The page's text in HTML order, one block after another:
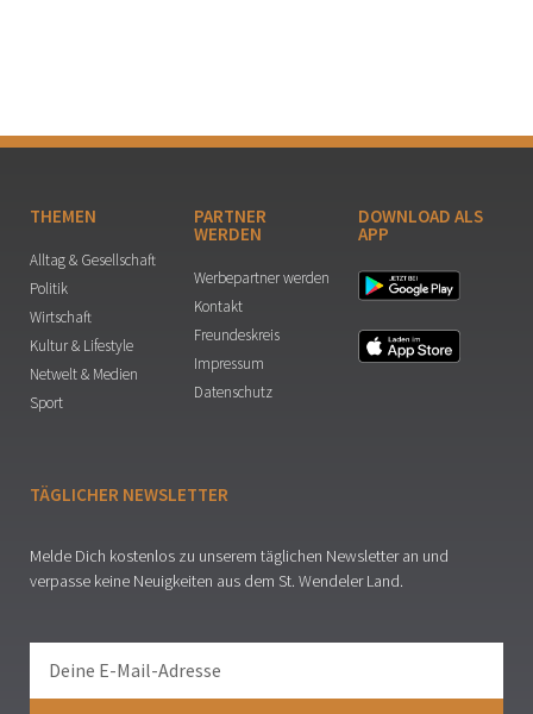
THEMEN
Alltag & Gesellschaft
Politik
Wirtschaft
Kultur & Lifestyle
Netwelt & Medien
Sport
PARTNER
WERDEN
Werbepartner werden
Kontakt
Freundeskreis
Impressum
Datenschutz
DOWNLOAD ALS
APP
TÄGLICHER NEWSLETTER
Melde Dich kostenlos zu unserem täglichen Newsletter an und
verpasse keine Neuigkeiten aus dem St. Wendeler Land.